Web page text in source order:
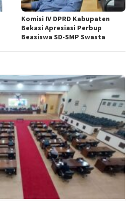
Komisi IV DPRD Kabupaten
Bekasi Apresiasi Perbup
Beasiswa SD-SMP Swasta